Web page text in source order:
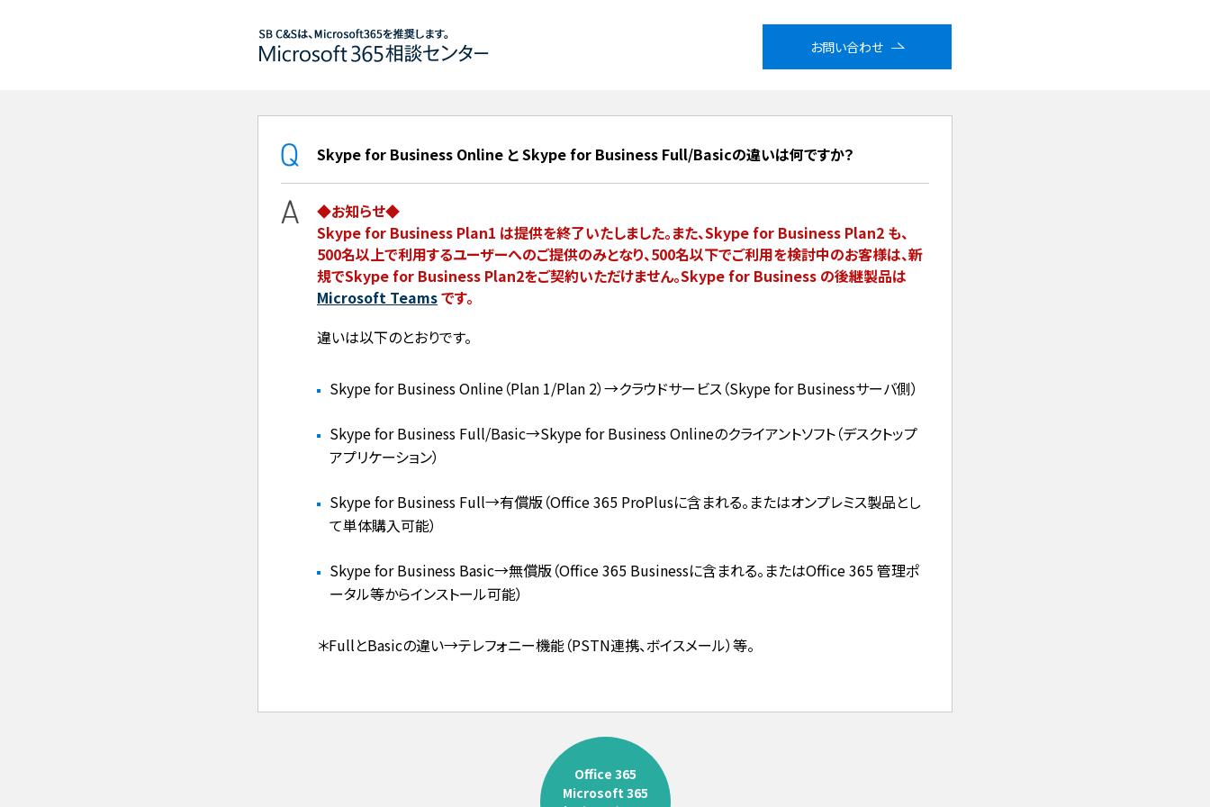
お問い合わせ
Skype for Business Online と Skype for Business Full/Basicの違いは何ですか？
◆お知らせ◆
Skype for Business Plan1 は提供を終了いたしました。また、Skype for Business Plan2 も、
500名以上で利用するユーザーへのご提供のみとなり、500名以下でご利用を検討中のお客様は、新
規でSkype for Business Plan2をご契約いただけません。Skype for Business の後継製品は
Microsoft Teamsです。
違いは以下のとおりです。
Skype for Business Online（Plan 1/Plan 2）→クラウドサービス（Skype for Businessサーバ側）
Skype for Business Full/Basic→Skype for Business Onlineのクライアントソフト（デスクトップ
アプリケーション）
Skype for Business Full→有償版（Office 365 ProPlusに含まれる。またはオンプレミス製品とし
て単体購入可能）
Skype for Business Basic→無償版（Office 365 Businessに含まれる。またはOffice 365 管理ポ
ータル等からインストール可能）
＊FullとBasicの違い→テレフォニー機能（PSTN連携、ボイスメール）等。
Office 365
Microsoft 365